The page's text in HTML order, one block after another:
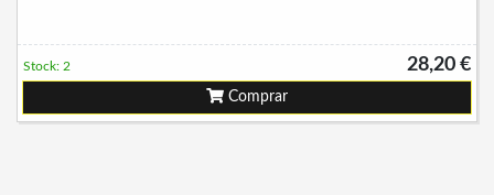
28,20 €
Stock: 2
Comprar